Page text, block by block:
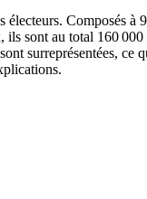
électeurs. Composés à
sont au total 160 000
surreprésentées, ce